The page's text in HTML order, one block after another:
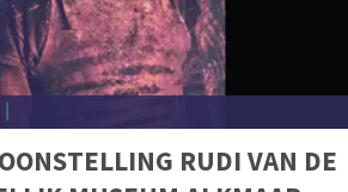
RUDI VAN DE